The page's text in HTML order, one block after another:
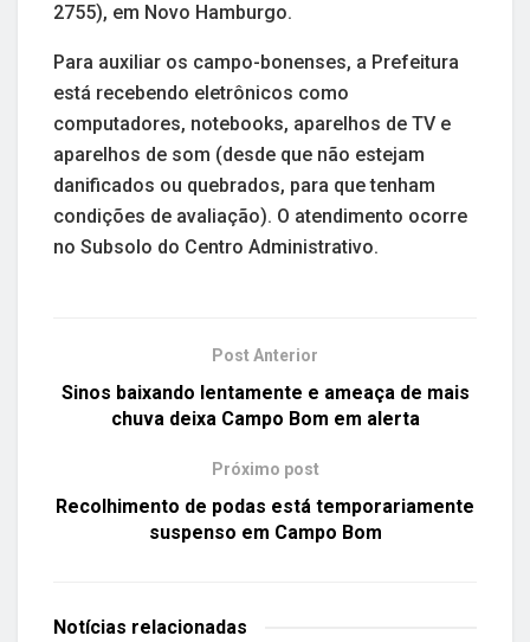
2755), em Novo Hamburgo.
Para auxiliar os campo-bonenses, a Prefeitura
está recebendo eletrônicos como
computadores, notebooks, aparelhos de TV e
aparelhos de som (desde que não estejam
danificados ou quebrados, para que tenham
condições de avaliação). O atendimento ocorre
no Subsolo do Centro Administrativo.
Post Anterior
Sinos baixando lentamente e ameaça de mais
chuva deixa Campo Bom em alerta
Próximo post
Recolhimento de podas está temporariamente
suspenso em Campo Bom
Notícias relacionadas